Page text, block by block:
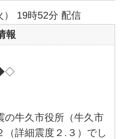
） 19時52分 配信
報
の牛久市役所（牛久市
（詳細震度２.３）でし